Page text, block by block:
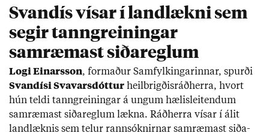
Svandís vísar í landlækni sem
segir tanngreiningar
samræmast siðareglum
Logi Ein­ars­son, formað­ur Sam­fylk­ing­ar­inn­ar, spurði
Svandísi Svavars­dótt­ur heil­brigð­is­ráð­herra, hvort
hún teldi tann­grein­ing­ar á ung­um hæl­is­leit­end­um
sam­ræm­ast siða­regl­um lækna. Ráð­herra vís­ar í álit
land­lækn­is sem tel­ur rann­sókn­irn­ar sam­ræm­ast siða­